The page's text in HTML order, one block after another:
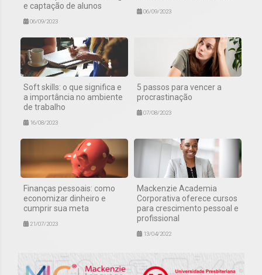
e captação de alunos
06/09/2023
06/09/2023
Soft skills: o que significa e
a importância no ambiente
de trabalho
16/08/2023
5 passos para vencer a
procrastinação
07/08/2023
Finanças pessoais: como
economizar dinheiro e
cumprir sua meta
21/07/2023
Mackenzie Academia
Corporativa oferece cursos
para crescimento pessoal e
profissional
13/04/2022